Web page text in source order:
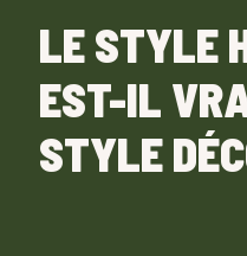
LE STYLE
EST-IL
STYLE